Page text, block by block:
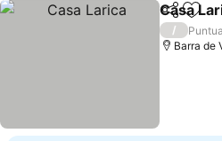
Compartir
Casa
/
Barra de